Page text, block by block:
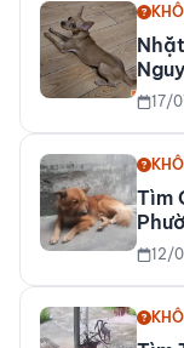
17/
Tìm
12/